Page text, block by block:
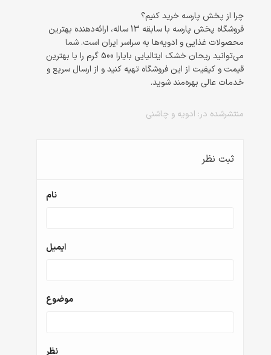
چرا از پخش پارسه خرید کنیم؟
خدمات عالی بهره‌مند شوید.
منتشرشده در: ادویه و چاشنی
ثبت نظر
نام
ایمیل
موضوع
نظر